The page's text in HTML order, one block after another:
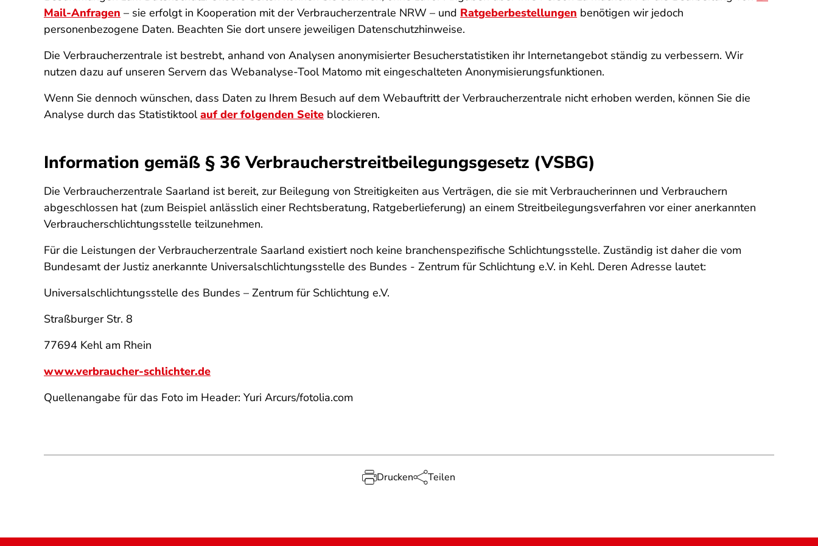
Mail-Anfragen – sie erfolgt in Kooperation mit der Verbraucherzentrale NRW – und Ratgeberbestellungen benötigen wir jedoch
personenbezogene Daten. Beachten Sie dort unsere jeweiligen Datenschutzhinweise.
Die Verbraucherzentrale ist bestrebt, anhand von Analysen anonymisierter Besucherstatistiken ihr Internetangebot ständig zu verbessern. Wir
nutzen dazu auf unseren Servern das Webanalyse-Tool Matomo mit eingeschalteten Anonymisierungsfunktionen.
Wenn Sie dennoch wünschen, dass Daten zu Ihrem Besuch auf dem Webauftritt der Verbraucherzentrale nicht erhoben werden, können Sie die
Analyse durch das Statistiktoolauf der folgenden Seite blockieren.
Information gemäß § 36 Verbraucherstreitbeilegungsgesetz (VSBG)
Die Verbraucherzentrale Saarland ist bereit, zur Beilegung von Streitigkeiten aus Verträgen, die sie mit Verbraucherinnen und Verbrauchern
abgeschlossen hat (zum Beispiel anlässlich einer Rechtsberatung, Ratgeberlieferung) an einem Streitbeilegungsverfahren vor einer anerkannten
Verbraucherschlichtungsstelle teilzunehmen.
Für die Leistungen der Verbraucherzentrale Saarland existiert noch keine branchenspezifische Schlichtungsstelle. Zuständig ist daher die vom
Bundesamt der Justiz anerkannte Universalschlichtungsstelle des Bundes - Zentrum für Schlichtung e.V. in Kehl. Deren Adresse lautet:
Universalschlichtungsstelle des Bundes – Zentrum für Schlichtung e.V.
Straßburger Str. 8
77694 Kehl am Rhein
www.verbraucher-schlichter.de
Quellenangabe für das Foto im Header: Yuri Arcurs/fotolia.com
Drucken Teilen